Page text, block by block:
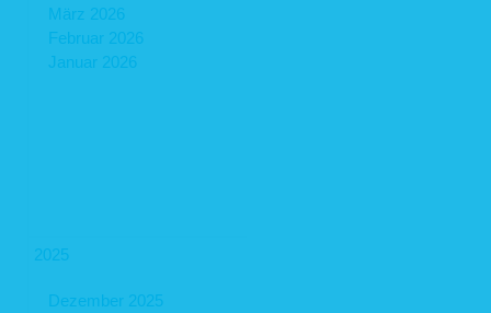
März 2026
Februar 2026
Januar 2026
2025
Dezember 2025